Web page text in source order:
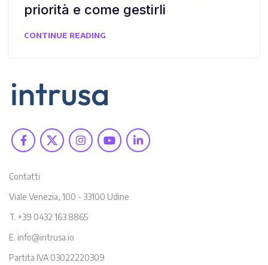
priorità e come gestirli
CONTINUE READING
Contatti
Viale Venezia, 100 - 33100 Udine
T. +39 0432 163 8865
E. info@intrusa.io
Partita IVA 03022220309